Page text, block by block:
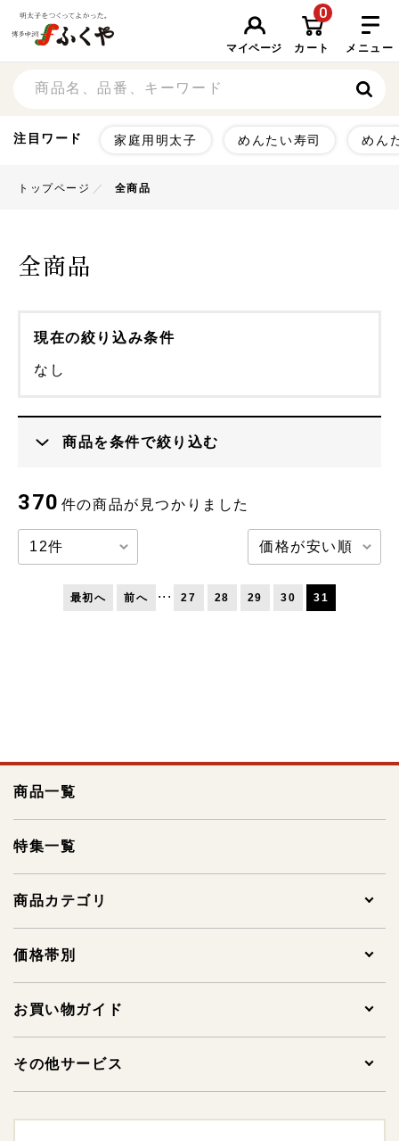
マイページ カート
0
注目ワード 家庭用明太子 めんたい寿司 めん
メニュー
トップページ 全商品
全商品
現在の絞り込み条件
なし
商品を条件で絞り込む
その他の条件
送料込み
クール・冷凍便
370 件の商品が見つかりました
最初へ 前へ ... 27 28 29 30 31
商品一覧
特集一覧
商品カテゴリ
全ての商品
贈答用明太子
家庭用明太子
その他明太子
価格帯別
1,000円未満
1,000～1,999円
2,000～2,999円
お買い物ガイド
ご注文について
支払方法・支払い時期・領収書について
その他サービス
法人様ギフトサービスについて